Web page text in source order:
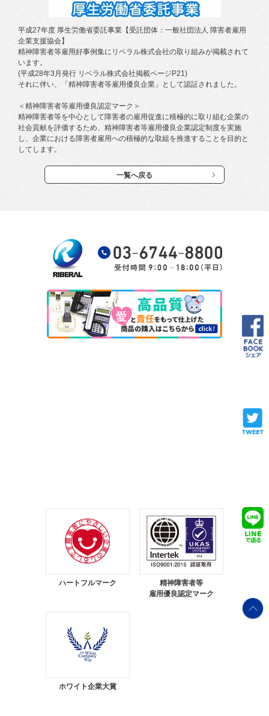
平成27年度 厚生労働省委託事業【受託団体：一般社団法人 障害者雇用
企業支援協会】
精神障害者等雇用好事例集にリベラル株式会社の取り組みが掲載されて
います。
(平成28年3月発行 リベラル株式会社掲載ページP21)
それに伴い、「精神障害者等雇用優良企業」として認証されました。
＜精神障害者等雇用優良認定マーク＞
精神障害者等を中心として障害者の雇用促進に積極的に取り組む企業の
社会貢献を評価するため、精神障害者等雇用優良企業認定制度を実施
し、企業における障害者雇用への積極的な取組を推進することを目的と
してします。
一覧へ戻る
ハートフルマーク
精神障害者等
雇用優良認定マーク
ホワイト企業大賞